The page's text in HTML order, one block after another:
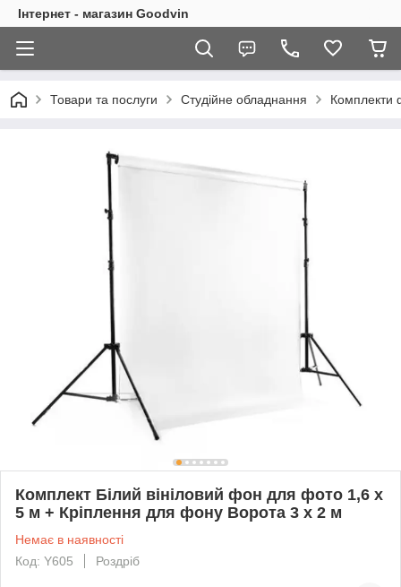
Інтернет - магазин Goodvin
Товари та послуги Студійне обладнання Комплекти
Комплект Білий вініловий фон для фото 1,6 х
5 м + Кріплення для фону Ворота 3 х 2 м
Немає в наявності
Код: Y605
Роздріб